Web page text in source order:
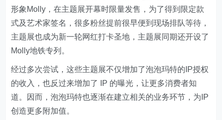
形象Molly，在主题展开幕时限量发售，为了得到限定款
式及艺术家签名，很多粉丝提前很早便到现场排队等待，
主题展也成为新一轮网红打卡圣地，主题展同期还开设了
Molly地铁专列。
经过多次尝试，这些主题展不仅增加了泡泡玛特的IP授权
的收入，也反过来增加了 IP 的曝光，让更多消费者知
道。因而，泡泡玛特也逐渐在建立相关的业务环节，为IP
创造更多附加值。